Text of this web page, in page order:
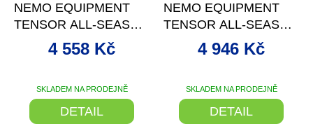
M
A
NEMO EQUIPMENT
TENSOR ALL-SEASON
NAFUKOVACÍ
KARIMATKA
SKLADEM NA PRODEJNĚ
4 558 Kč
DETAIL
M
A
NEMO EQUIPMENT
TENSOR ALL-SEASON
NAFUKOVACÍ
KARIMATKA
SKLADEM NA PRODEJNĚ
4 946 Kč
DETAIL